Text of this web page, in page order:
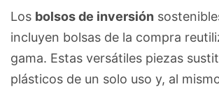
Los bolsos de inversión
incluyen bolsas de la compra
gama. Estas versátiles piezas
plásticos de un solo uso y, al